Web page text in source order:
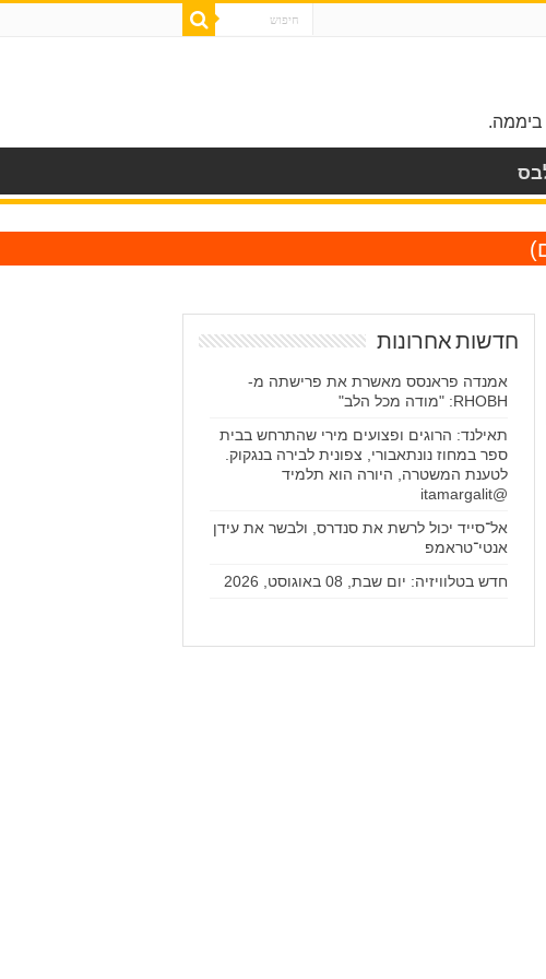
חדשות אחרונות
אמנדה פראנסס מאשרת את פרישתה מ-
RHOBH: "מודה מכל הלב"
תאילנד: הרוגים ופצועים מירי שהתרחש בבית
ספר במחוז נונתאבורי, צפונית לבירה בנגקוק.
לטענת המשטרה, היורה הוא תלמיד
@itamargalit
אל־סייד יכול לרשת את סנדרס, ולבשר את עידן
אנטי־טראמפ
חדש בטלוויזיה: יום שבת, 08 באוגוסט, 2026